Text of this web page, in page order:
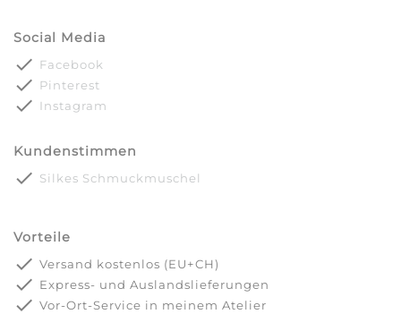
Social Media
done Facebook
done Pinterest
done Instagram
Kundenstimmen
done Silkes Schmuckmuschel
Vorteile
done Versand kostenlos (EU+CH)
done Express- und Auslandslieferungen
done Vor-Ort-Service in meinem Atelier